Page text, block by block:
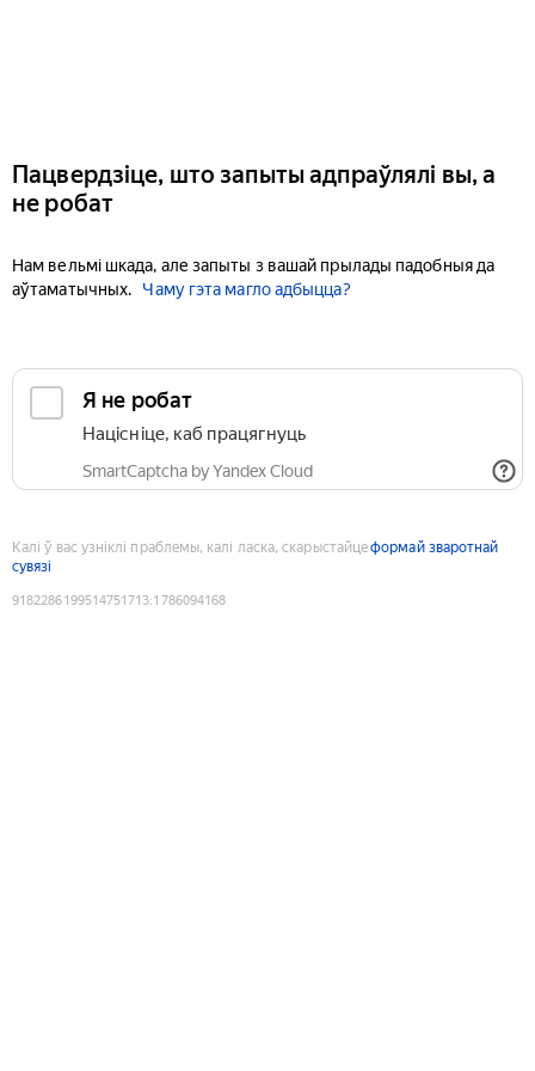
Пацвердзіце, што запыты адпраўлялі вы, а
не робат
Нам вельмі шкада, але запыты з вашай прылады падобныя да
аўтаматычных.
Чаму гэта магло адбыцца?
Я не робат
Націсніце, каб працягнуць
SmartCaptcha by Yandex Cloud
Калі ў вас узніклі праблемы, калі ласка, скарыстайцеформай зваротнай
сувязі
9182286199514751713:1786094168